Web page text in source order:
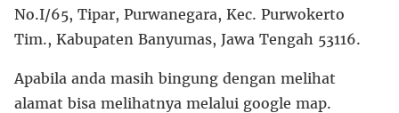
No.I/65, Tipar, Purwanegara, Kec. Purwokerto
Tim., Kabupaten Banyumas, Jawa Tengah 53116.
Apabila anda masih bingung dengan melihat
alamat bisa melihatnya melalui google map.